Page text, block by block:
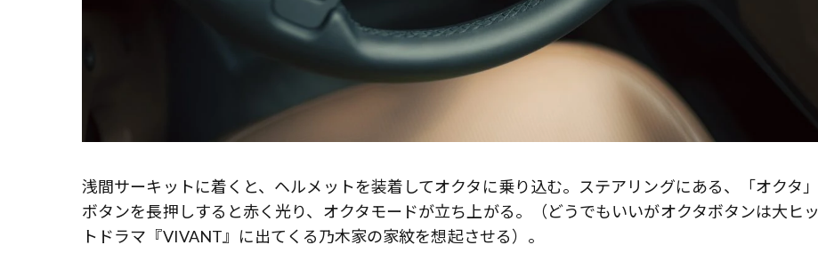
浅間サーキットに着くと、ヘルメットを装着してオクタに乗り込む。ステアリングにある、「オクタ」
ボタンを長押しすると赤く光り、オクタモードが立ち上がる。（どうでもいいがオクタボタンは大ヒッ
トドラマ『VIVANT』に出てくる乃木家の家紋を想起させる）。